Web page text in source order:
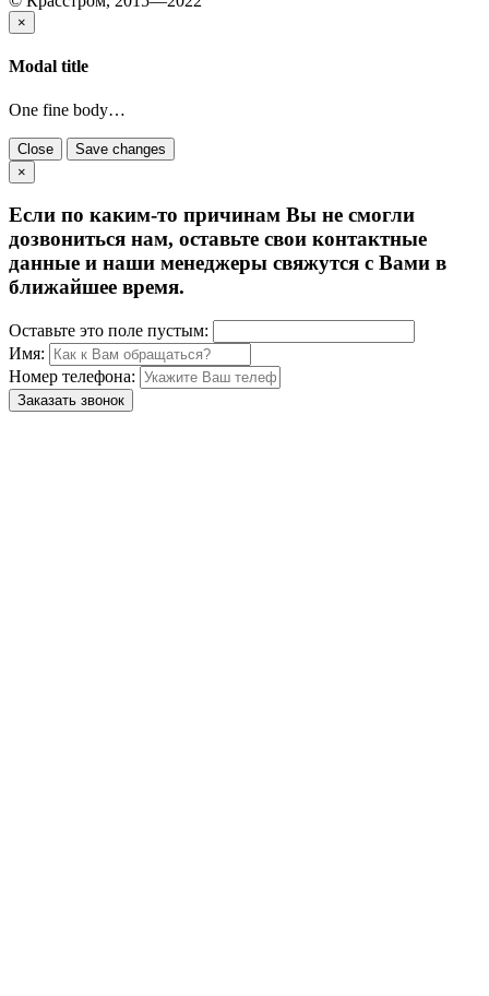
×
Modal title
One fine body…
Close
Save changes
×
Если по каким-то причинам Вы не смогли
дозвониться нам, оставьте свои контактные
данные и наши менеджеры свяжутся с Вами в
ближайшее время.
Оставьте это поле пустым:
Имя:
Номер телефона:
Заказать звонок